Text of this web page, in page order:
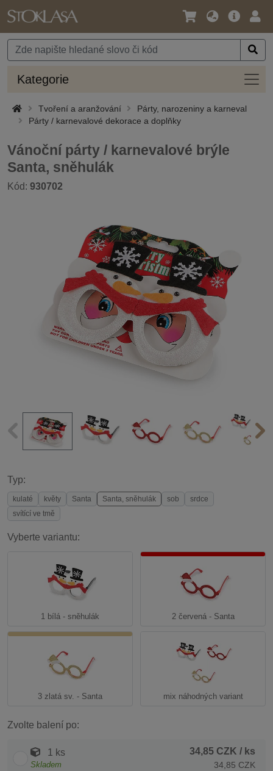
Jazyk
Měna
Hlavní
Kategorie
Tvoření a aranžování
Párty, narozeniny a karneval
Párty / karnevalové dekorace a doplňky
Vánoční párty / karnevalové brýle
Santa, sněhulák
Kód: 930702
Typ:
kulaté květy Santa Santa, sněhulák sob
srdce
svítící ve tmě
Vyberte variantu:
1 bílá - sněhulák 2 červená - Santa
3 zlatá sv. - Santa mix náhodných variant
Zvolte balení po:
1 ks
Skladem
34,85 CZK / ks
34,85 CZK